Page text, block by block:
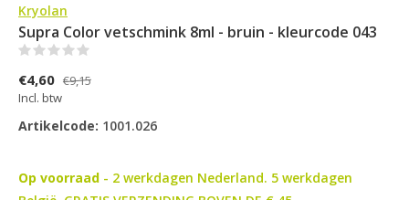
Kryolan
Supra Color vetschmink 8ml - bruin - kleurcode 043
€4,60 €9,15
Incl. btw
Artikelcode: 1001.026
Op voorraad - 2 werkdagen Nederland. 5 werkdagen